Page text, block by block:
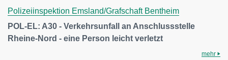
Polizeiinspektion Emsland/Grafschaft Bentheim
POL-EL: A30 - Verkehrsunfall an Anschlussstelle
Rheine-Nord - eine Person leicht verletzt
mehr